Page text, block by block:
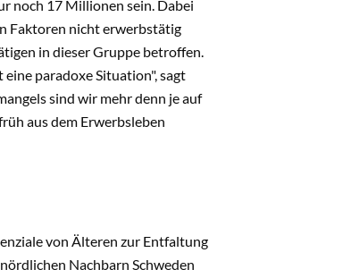
noch 17 Millionen sein. Dabei
Faktoren nicht erwerbstätig
in dieser Gruppe betroffen.
paradoxe Situation", sagt
sind wir mehr denn je auf
aus dem Erwerbsleben
von Älteren zur Entfaltung
Nachbarn Schweden